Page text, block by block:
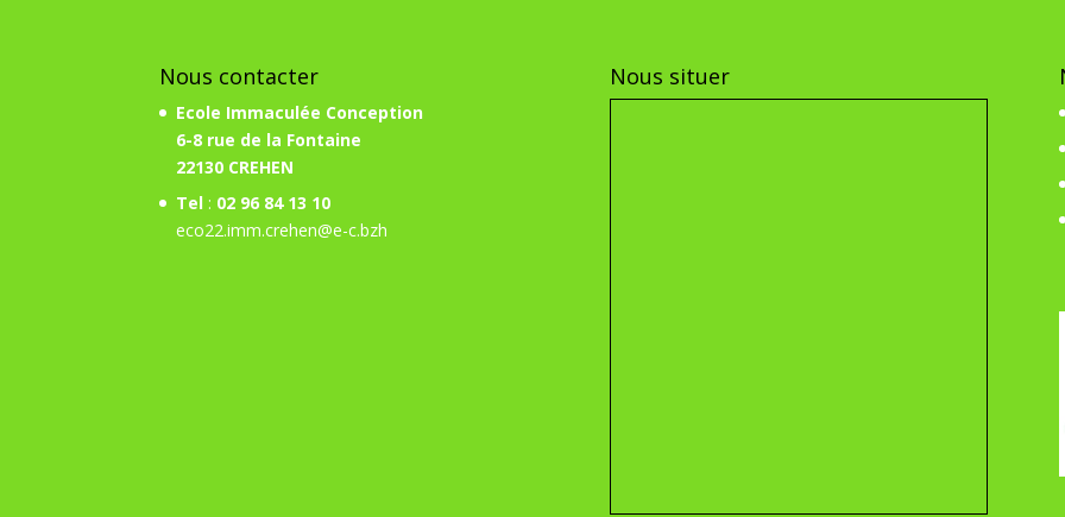
Nous contacter
Ecole Immaculée Conception
6-8 rue de la Fontaine
22130 CREHEN
Tel : 02 96 84 13 10
eco22.imm.crehen@e-c.bzh
Nous situer